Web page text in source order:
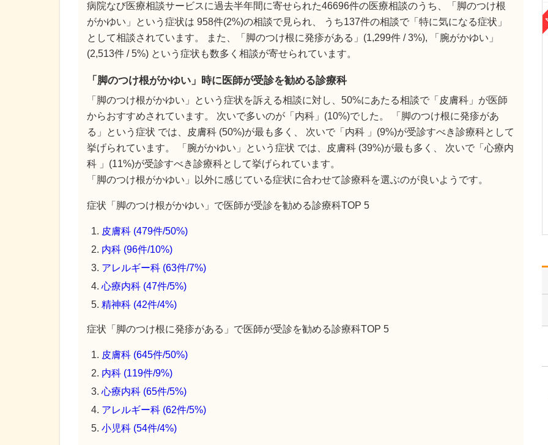
病院なび医療相談サービスに過去半年間に寄せられた46696件の医療相談のうち、「脚のつけ根
がかゆい」という症状は 958件(2%)の相談で見られ、 うち137件の相談で「特に気になる症状」
として相談されています。 また、「脚のつけ根に発疹がある」(1,299件 / 3%), 「腕がかゆい」
(2,513件 / 5%) という症状も数多く相談が寄せられています。
「脚のつけ根がかゆい」時に医師が受診を勧める診療科
「脚のつけ根がかゆい」という症状を訴える相談に対し、50%にあたる相談で「皮膚科」が医師
からおすすめされています。 次いで多いのが「内科」(10%)でした。 「脚のつけ根に発疹があ
る」という症状 では、皮膚科 (50%)が最も多く、 次いで「内科 」(9%)が受診すべき診療科として
挙げられています。 「腕がかゆい」という症状 では、皮膚科 (39%)が最も多く、 次いで「心療内
科 」(11%)が受診すべき診療科として挙げられています。
「脚のつけ根がかゆい」以外に感じている症状に合わせて診療科を選ぶのが良いようです。
症状「脚のつけ根がかゆい」で医師が受診を勧める診療科TOP 5
皮膚科 (479件/50%)
内科 (96件/10%)
アレルギー科 (63件/7%)
心療内科 (47件/5%)
精神科 (42件/4%)
症状「脚のつけ根に発疹がある」で医師が受診を勧める診療科TOP 5
皮膚科 (645件/50%)
内科 (119件/9%)
心療内科 (65件/5%)
アレルギー科 (62件/5%)
小児科 (54件/4%)
京都府京都市東山区
いとう内科クリニック
伊藤 大輔
当院では、心不全・狭心
患を中心に、検査・診
断・治療はもちろん、重
症化の予防や、病気その
ものを発症させないため
の予防医療にも力を注い
症・心筋梗塞・心不全・
脳梗…